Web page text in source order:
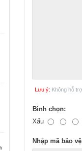
Lưu ý: Không hỗ
Bình chọn:
Xấu
Nhập mã bảo